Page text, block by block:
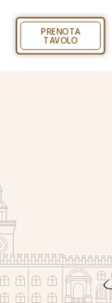
PRENOTA
TAVOLO